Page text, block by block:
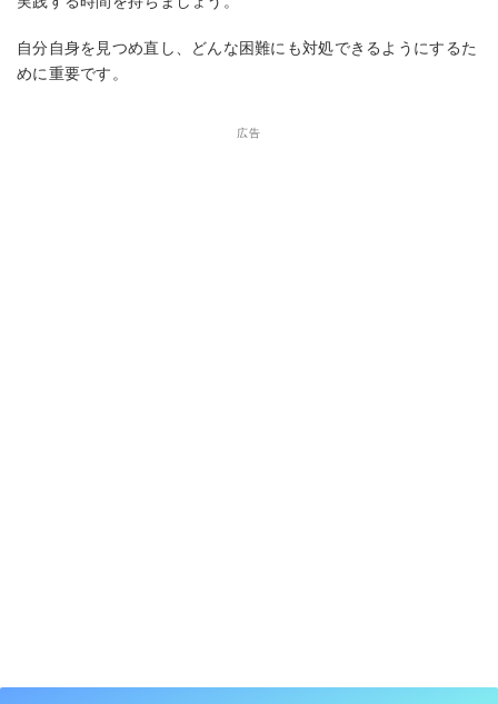
自分自身を見つめ直し、どんな困難にも対処できるようにするた
めに重要です。
広告